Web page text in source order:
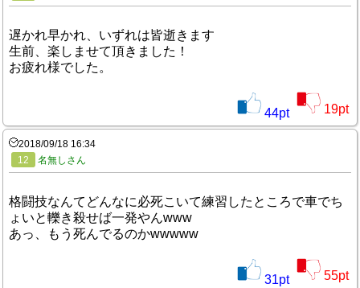
遅かれ早かれ、いずれは皆逝きます
生前、楽しませて頂きました！
お疲れ様でした。
44pt 19pt
2018/09/18 16:34
12
名無しさん
格闘技なんてどんなに必死こいて練習したところで車でち
ょいと轢き殺せば一発やんwww
あっ、もう死んでるのかwwwww
31pt 55pt